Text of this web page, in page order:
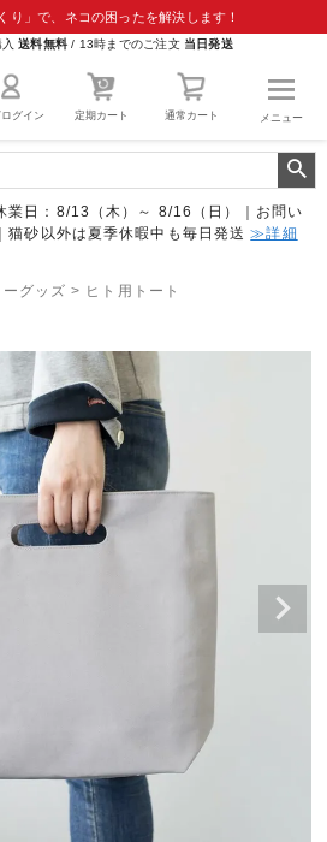
り」で、ネコの困ったを解決します！
入送料無料 / 13時までのご注文 当日発送
グイン 定期カート 通常カート メニュー
業日：8/13（木）～ 8/16（日）｜お問い
猫砂以外は夏季休暇中も毎日発送≫詳細
グッズ
ヒト用トート